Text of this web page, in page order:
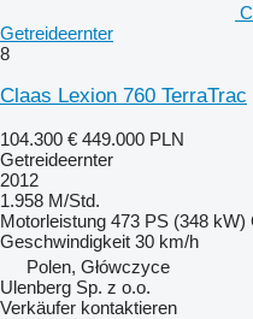
Getreideernter
8
Claas Lexion 760 TerraTrac
104.300 € 449.000 PLN
Getreideernter
2012
1.958 M/Std.
Motorleistung 473 PS (348 kW)
Geschwindigkeit 30 km/h
Polen, Główczyce
Ulenberg Sp. z o.o.
Verkäufer kontaktieren